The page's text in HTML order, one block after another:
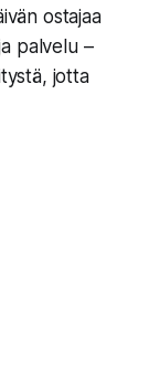
ostajaa
palvelu –
jotta